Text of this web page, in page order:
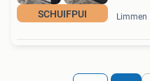
SCHUIFPUI Limmen